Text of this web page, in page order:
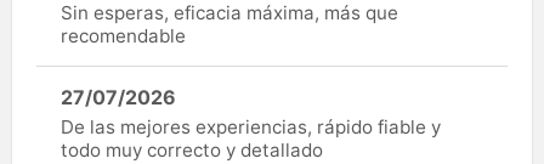
Sin esperas, eficacia máxima, más que
recomendable
27/07/2026
De las mejores experiencias, rápido fiable y
todo muy correcto y detallado